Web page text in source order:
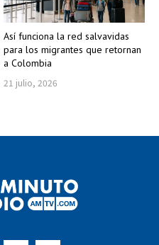
Así funciona la red salvavidas
para los migrantes que retornan
a Colombia
21 julio, 2026